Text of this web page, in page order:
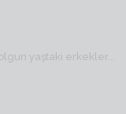
yaştaki erkekler...